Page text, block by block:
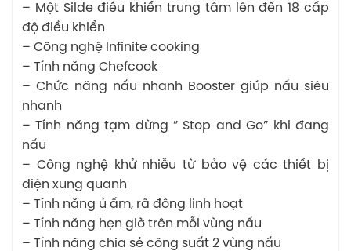
– Một Silde điều khiển trung tâm lên đến 18 cấp
độ điều khiển
– Công nghệ Infinite cooking
– Tính năng Chefcook
– Chức năng nấu nhanh Booster giúp nấu siêu
nhanh
– Tính năng tạm dừng ” Stop and Go” khi đang
nấu
– Công nghệ khử nhiễu từ bảo vệ các thiết bị
điện xung quanh
– Tính năng ủ ấm, rã đông linh hoạt
– Tính năng hẹn giờ trên mỗi vùng nấu
– Tính năng chia sẻ công suất 2 vùng nấu